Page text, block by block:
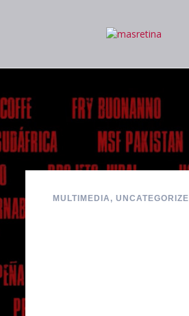
MULTIMEDIA ,